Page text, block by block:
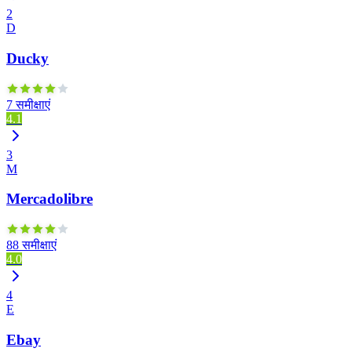
2
D
Ducky
7 समीक्षाएं
4.1
3
M
Mercadolibre
88 समीक्षाएं
4.0
4
E
Ebay